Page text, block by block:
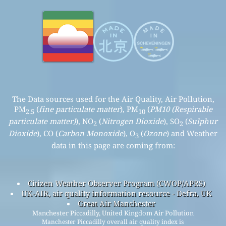
The Data sources used for the Air Quality, Air Pollution,
PM2.5 (fine particulate matter), PM10(PM10 (Respirable
particulate matter)), NO2 (Nitrogen Dioxide), SO2 (Sulphur
Dioxide), CO (Carbon Monoxide), O3 (Ozone) and Weather
data in this page are coming from:
Citizen Weather Observer Program (CWOP/APRS)
UK-AIR, air quality information resource - Defra, UK
Great Air Manchester
Manchester Piccadilly, United Kingdom Air Pollution
Manchester Piccadilly overall air quality index is